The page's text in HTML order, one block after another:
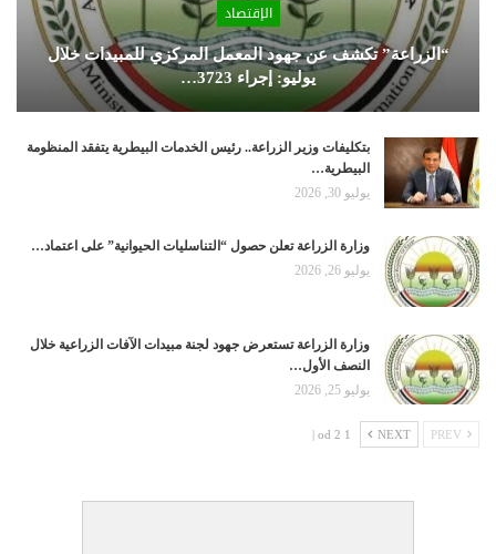
الإقتصاد
“الزراعة” تكشف عن جهود المعمل المركزي للمبيدات خلال
يوليو: إجراء 3723…
بتكليفات وزير الزراعة.. رئيس الخدمات البيطرية يتفقد المنظومة
البيطرية…
يوليو 30, 2026
وزارة الزراعة تعلن حصول “التناسليات الحيوانية” على اعتماد…
يوليو 26, 2026
وزارة الزراعة تستعرض جهود لجنة مبيدات الآفات الزراعية خلال
النصف الأول…
يوليو 25, 2026
NEXT
1 od 2 |